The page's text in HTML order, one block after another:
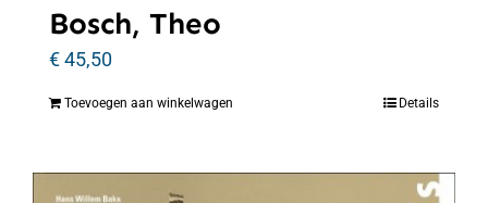
Bosch, Theo
€45,50
Toevoegen aan winkelwagen Details